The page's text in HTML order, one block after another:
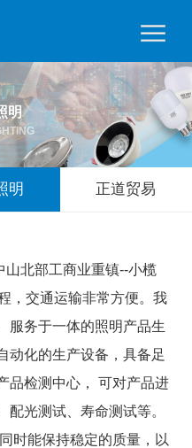
明
明 正道贸易
北部工商业重镇--小榄
，交通运输非常方便。我
服务于一体的照明产品生
动化的生产设备，具备足
品检测中心， 可对产品进
光测试、寿命测试等。
时能保持稳定的质量，以